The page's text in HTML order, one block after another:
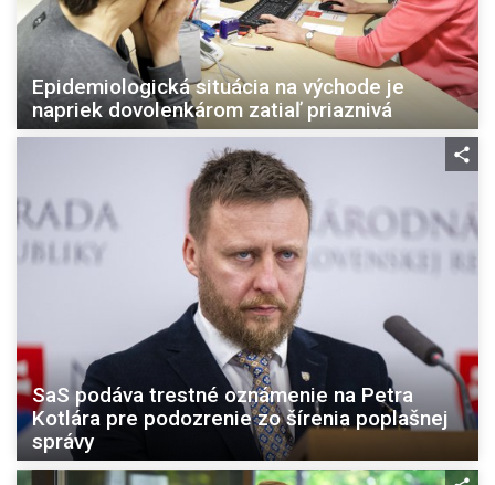
Epidemiologická situácia na východe je
napriek dovolenkárom zatiaľ priaznivá
SaS podáva trestné oznámenie na Petra
Kotlára pre podozrenie zo šírenia poplašnej
správy